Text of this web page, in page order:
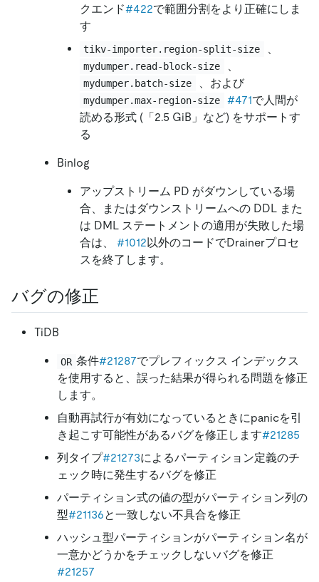
クエンド#422で範囲分割をより正確にしま
す
tikv-importer.region-split-size 、
mydumper.read-block-size 、
mydumper.batch-size 、および
mydumper.max-region-size #471で人間が
読める形式 (「2.5 GiB」など) をサポートす
る
Binlog
アップストリーム PD がダウンしている場
合、またはダウンストリームへの DDL また
は DML ステートメントの適用が失敗した場
合は、 #1012以外のコードでDrainerプロセ
スを終了します。
バグの修正
TiDB
OR 条件#21287でプレフィックス インデックス
を使用すると、誤った結果が得られる問題を修正
します。
自動再試行が有効になっているときにpanicを引
き起こす可能性があるバグを修正します#21285
列タイプ#21273によるパーティション定義のチ
ェック時に発生するバグを修正
パーティション式の値の型がパーティション列の
型#21136と一致しない不具合を修正
ハッシュ型パーティションがパーティション名が
一意かどうかをチェックしないバグを修正
#21257